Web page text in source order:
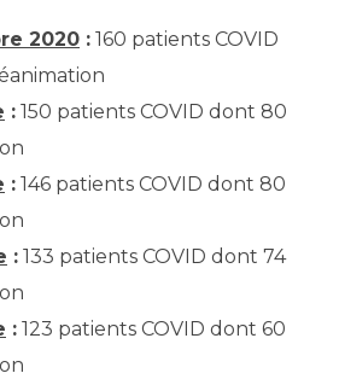
2020 : 160 patients COVID
: 150 patients COVID dont 80
: 146 patients COVID dont 80
: 133 patients COVID dont 74
: 123 patients COVID dont 60